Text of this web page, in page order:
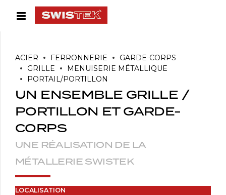
ACIER FERRONNERIE
GARDE-CORPS
GRILLE
MENUISERIE MÉTALLIQUE
PORTAIL/PORTILLON
UN ENSEMBLE GRILLE /
PORTILLON ET GARDE-
CORPS
UNE RÉALISATION DE LA
MÉTALLERIE SWISTEK
LOCALISATION